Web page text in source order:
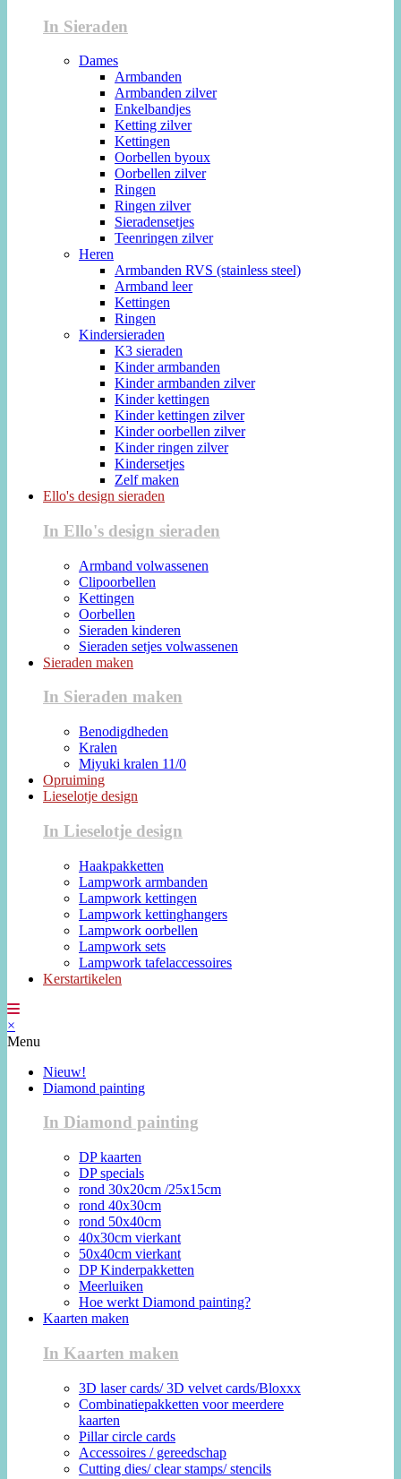
In Sieraden
Dames
Armbanden
Armbanden zilver
Enkelbandjes
Ketting zilver
Kettingen
Oorbellen byoux
Oorbellen zilver
Ringen
Ringen zilver
Sieradensetjes
Teenringen zilver
Heren
Armbanden RVS (stainless steel)
Armband leer
Kettingen
Ringen
Kindersieraden
K3 sieraden
Kinder armbanden
Kinder armbanden zilver
Kinder kettingen
Kinder kettingen zilver
Kinder oorbellen zilver
Kinder ringen zilver
Kindersetjes
Zelf maken
Ello's design sieraden
In Ello's design sieraden
Armband volwassenen
Clipoorbellen
Kettingen
Oorbellen
Sieraden kinderen
Sieraden setjes volwassenen
Sieraden maken
In Sieraden maken
Benodigdheden
Kralen
Miyuki kralen 11/0
Opruiming
Lieselotje design
In Lieselotje design
Haakpakketten
Lampwork armbanden
Lampwork kettingen
Lampwork kettinghangers
Lampwork oorbellen
Lampwork sets
Lampwork tafelaccessoires
Kerstartikelen
×
Menu
Nieuw!
Diamond painting
In Diamond painting
DP kaarten
DP specials
rond 30x20cm /25x15cm
rond 40x30cm
rond 50x40cm
40x30cm vierkant
50x40cm vierkant
DP Kinderpakketten
Meerluiken
Hoe werkt Diamond painting?
Kaarten maken
In Kaarten maken
3D laser cards/ 3D velvet cards/Bloxxx
Combinatiepakketten voor meerdere
kaarten
Pillar circle cards
Accessoires / gereedschap
Cutting dies/ clear stamps/ stencils